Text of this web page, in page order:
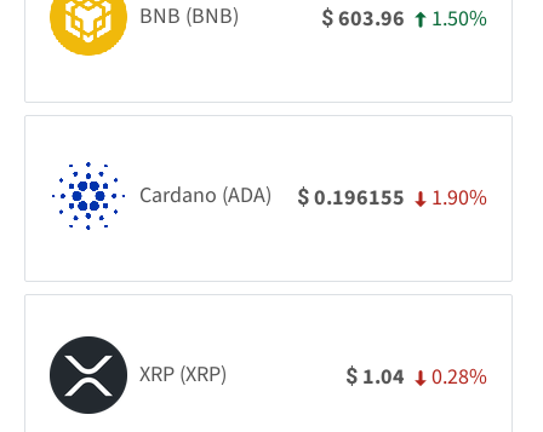
BNB (BNB) $603.96 1.50%
Cardano (ADA) $0.196155 1.90%
XRP (XRP) $ 1.04 0.28%